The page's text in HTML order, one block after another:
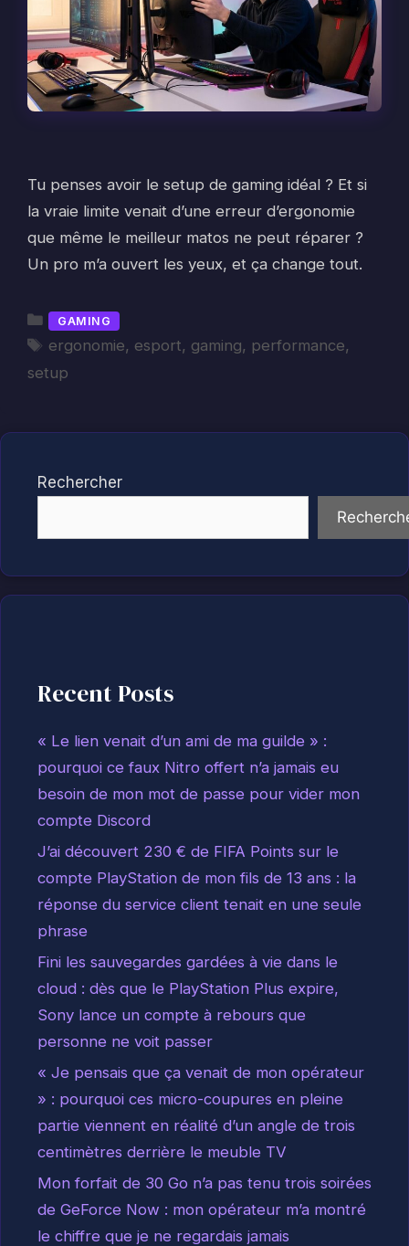
Tu penses avoir le setup de gaming idéal ? Et si
la vraie limite venait d’une erreur d’ergonomie
que même le meilleur matos ne peut réparer ?
Un pro m’a ouvert les yeux, et ça change tout.
Catégories
GAMING
Étiquettes
ergonomie, esport, gaming, performance,
setup
Rechercher
Recent Posts
« Le lien venait d’un ami de ma guilde » :
pourquoi ce faux Nitro offert n’a jamais eu
besoin de mon mot de passe pour vider mon
compte Discord
J’ai découvert 230 € de FIFA Points sur le
compte PlayStation de mon fils de 13 ans : la
réponse du service client tenait en une seule
phrase
Fini les sauvegardes gardées à vie dans le
cloud : dès que le PlayStation Plus expire,
Sony lance un compte à rebours que
personne ne voit passer
« Je pensais que ça venait de mon opérateur
» : pourquoi ces micro-coupures en pleine
partie viennent en réalité d’un angle de trois
centimètres derrière le meuble TV
Mon forfait de 30 Go n’a pas tenu trois soirées
de GeForce Now : mon opérateur m’a montré
le chiffre que je ne regardais jamais